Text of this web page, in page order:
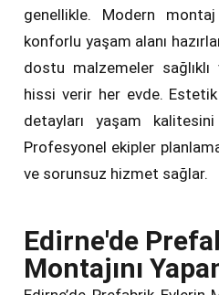
genellikle. Modern
konforlu yaşam alanı
dostu malzemeler
hissi verir her evde.
detayları yaşam
Profesyonel ekipler
ve sorunsuz hizmet sağlar.
Edirne'de
Montajını